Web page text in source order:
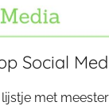
Social
met